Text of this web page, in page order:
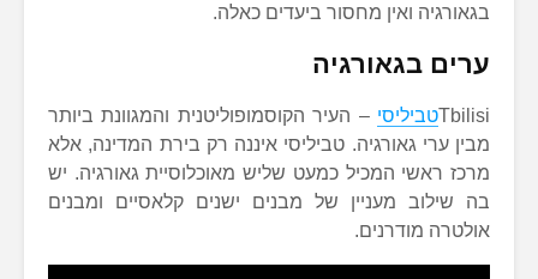
בגאורגיה ואין מחסור ביעדים כאלה.
ערים בגאורגיה
טביליסי Tbilisi – העיר הקוסמופוליטנית והמגוונת ביותר
מבין ערי גאורגיה. טביליסי איננה רק בירת המדינה, אלא
מרכז ראשי המכיל כמעט שליש מאוכלוסיית גאורגיה. יש
בה שילוב מעניין של מבנים ישנים קלאסיים ומבנים
אולטרה מודרנים.